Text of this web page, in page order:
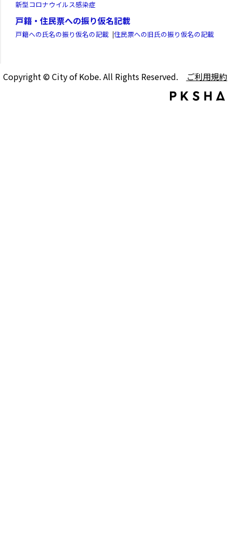
新型コロナウイルス感染症
戸籍・住民票への振り仮名記載
戸籍への氏名の振り仮名の記載 |住民票への旧氏の振り仮名の記載
Copyright © City of Kobe. All Rights Reserved. ご利用規約